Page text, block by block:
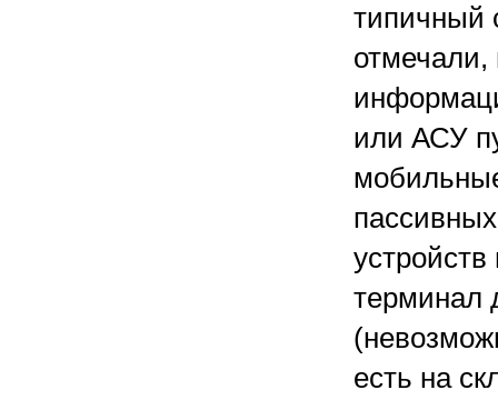
типичный
отмечали,
или АСУ
терминал
есть на